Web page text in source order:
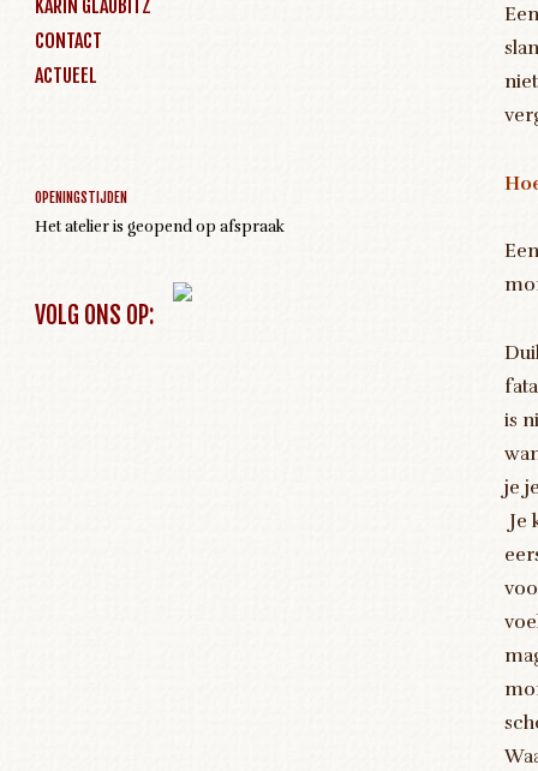
KARIN GLAUBITZ
CONTACT
ACTUEEL
OPENINGSTIJDEN
Het atelier is geopend op afspraak
VOLG ONS OP:
is
je
Je